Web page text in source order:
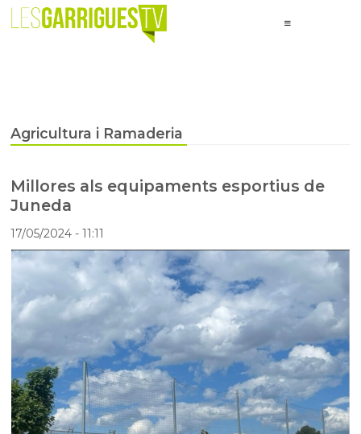
Agricultura i Ramaderia
Millores als equipaments esportius de
Juneda
17/05/2024- 11:11